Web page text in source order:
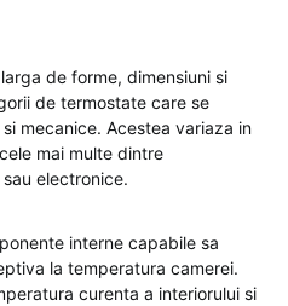
de forme, dimensiuni si
de termostate care se
mecanice. Acestea variaza in
mai multe dintre
electronice.
interne capabile sa
la temperatura camerei.
curenta a interiorului si